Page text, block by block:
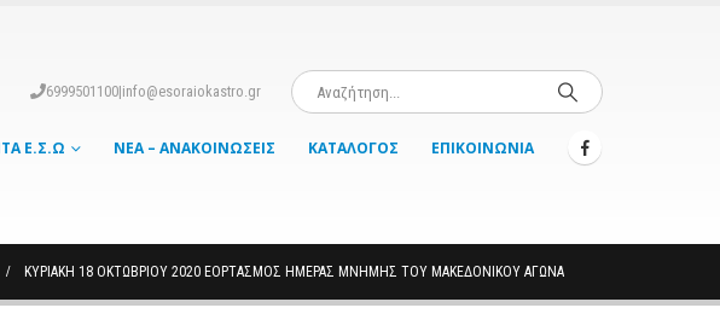
6999501100|info@esoraiokastro.gr
Ε.Σ.Ω ΝΈΑ – ΑΝΑΚΟΙΝΏΣΕΙΣ ΚΑΤΆΛΟΓΟΣ ΕΠΙΚΟΙΝΩΝΊΑ
ΚΥΡΙΑΚΉ 18 ΟΚΤΩΒΡΊΟΥ 2020 ΕΟΡΤΑΣΜΌΣ ΗΜΈΡΑΣ ΜΝΉΜΗΣ ΤΟΥ ΜΑΚΕΔΟΝΙΚΟΎ ΑΓΏΝΑ